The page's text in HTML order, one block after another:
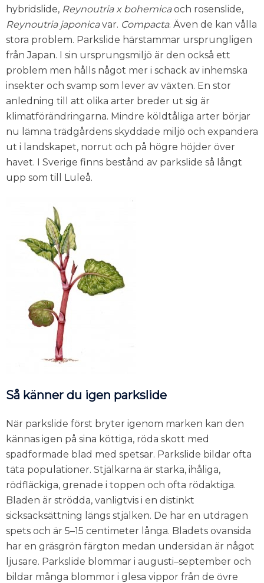
hybridslide, Reynoutria x bohemicaoch rosenslide,
Reynoutria japonicavar. Compacta. Även de kan vålla
stora problem. Parkslide härstammar ursprungligen
från Japan. I sin ursprungsmiljö är den också ett
problem men hålls något mer i schack av inhemska
insekter och svamp som lever av växten. En stor
anledning till att olika arter breder ut sig är
klimatförändringarna. Mindre köldtåliga arter börjar
nu lämna trädgårdens skyddade miljö och expandera
ut i landskapet, norrut och på högre höjder över
havet. I Sverige finns bestånd av parkslide så långt
upp som till Luleå.
Så känner du igen parkslide
När parkslide först bryter igenom marken kan den
kännas igen på sina köttiga, röda skott med
spadformade blad med spetsar. Parkslide bildar ofta
täta populationer. Stjälkarna är starka, ihåliga,
rödfläckiga, grenade i toppen och ofta rödaktiga.
Bladen är strödda, vanligtvis i en distinkt
sicksacksättning längs stjälken. De har en utdragen
spets och är 5–15 centimeter långa. Bladets ovansida
har en gräsgrön färgton medan undersidan är något
ljusare. Parkslide blommar i augusti–september och
bildar många blommor i glesa vippor från de övre